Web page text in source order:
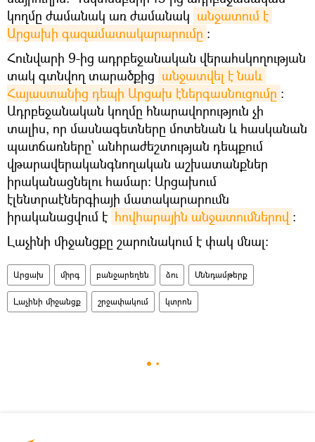
կողմը ժամանակ առ ժամանակ անջատում է
Արցախի գազամատակարարումը ։
Հունվարի 9-ից ադրբեջանական վերահսկողության
տակ գտնվող տարածքից անջատվել է նաև
Հայաստանից դեպի Արցախ էներգասնուցումը :
Ադրբեջանական կողմը հնարավորություն չի
տալիս, որ մասնագետները մոտենան և հասկանան
պատճառները՝ անհրաժեշտության դեպքում
վթարավերականգնողական աշխատանքներ
իրականացնելու համար: Արցախում
էլենտրաէներգիայի մատակարարումն
իրականացվում է հովհարային անջատումներով ։
Լաչինի միջանցքը շարունակում է փակ մնալ։
Արցախ միրգ բանջարեղեն ձու Սննդամթերք
Լաչինի միջանցք շրջափակում կտրոն